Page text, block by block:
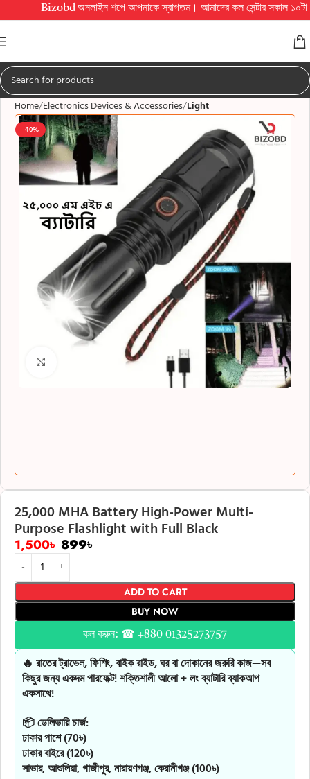
Bizobd অনলাইন শপে আপনাকে স্বাগতম। আমাদের কল সেন্টার সকাল ১০টা থেকে
Home Electronics Devices & Accessories Light
-40%
25,000 MHA Battery High-Power Multi-
Purpose Flashlight with Full Black
1,500৳899৳
ADD TO CART
BUY NOW
কল করুন: ☎ +880 01325273757
🔥 রাতের ট্রাভেল, ফিশিং, বাইক রাইড, ঘর বা দোকানের জরুরি কাজ—সব
কিছুর জন্য একদম পারফেক্ট! শক্তিশালী আলো + লং ব্যাটারি ব্যাকআপ
একসাথে!
📦 ডেলিভারি চার্জ:
ঢাকার পাশে (70৳)
ঢাকার বাইরে (120৳)
সাভার, আশুলিয়া, গাজীপুর, নারায়ণগঞ্জ, কেরানীগঞ্জ (100৳)